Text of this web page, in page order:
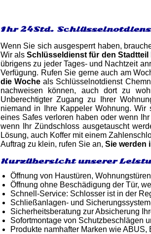
Ihr 24Std.
Wenn Sie sich ausgesperrt haben,
Wir alsSchlüsseldienst für den Stadtteil
übrigens zu jeder Tages- und Nachtzeit
Verfügung. Rufen Sie gerne auch am
die Woche als Schlüsselnotdienst
nachweisen können, auch dort zu
Unberechtigter Zugang zu Ihrer
niemand in Ihre Kappeler Wohnung.
eines Safes verloren haben oder wenn
wenn Ihr Zündschloss ausgetauscht
Lösung, auch Koffer mit einem
Auftrag zu klein, rufen Sie an, Sie werden
Kurzübersicht unserer
Öffnung von Haustüren,
Öffnung ohne Beschädigung der Tür,
Schnell-Service: Schlosser ist in der
Schließanlagen- und
Sicherheitsberatung zur Absicherung
Sofortmontage von Schutzbeschlägen
Produkte namhafter Marken wie